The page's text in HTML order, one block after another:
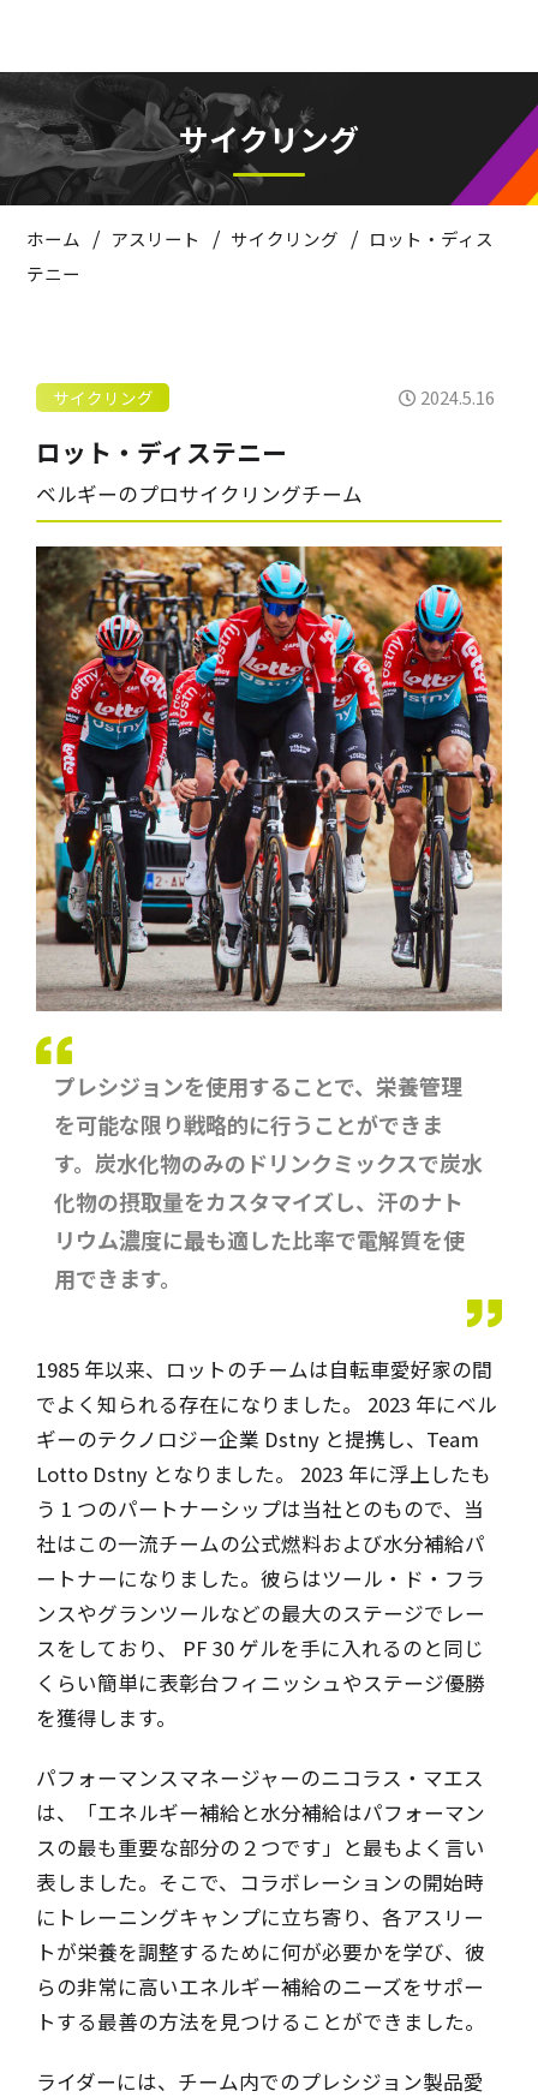
サイクリング
ホーム / アスリート / サイクリング / ロット・ディス
テニー
サイクリング 2024.5.16
ロット・ディステニー
ベルギーのプロサイクリングチーム
プレシジョンを使用することで、栄養管理
を可能な限り戦略的に行うことができま
す。炭水化物のみのドリンクミックスで炭水
化物の摂取量をカスタマイズし、汗のナト
リウム濃度に最も適した比率で電解質を使
用できます。
1985 年以来、ロットのチームは自転車愛好家の間
でよく知られる存在になりました。 2023 年にベル
ギーのテクノロジー企業 Dstny と提携し、Team
Lotto Dstny となりました。 2023 年に浮上したも
う 1 つのパートナーシップは当社とのもので、当
社はこの一流チームの公式燃料および水分補給パ
ートナーになりました。彼らはツール・ド・フラ
ンスやグランツールなどの最大のステージでレー
スをしており、 PF 30 ゲルを手に入れるのと同じ
くらい簡単に表彰台フィニッシュやステージ優勝
を獲得します。
パフォーマンスマネージャーのニコラス・マエス
は、「エネルギー補給と水分補給はパフォーマン
スの最も重要な部分の２つです」と最もよく言い
表しました。そこで、コラボレーションの開始時
にトレーニングキャンプに立ち寄り、各アスリー
トが栄養を調整するために何が必要かを学び、彼
らの非常に高いエネルギー補給のニーズをサポー
トする最善の方法を見つけることができました。
ライダーには、チーム内でのプレシジョン製品愛